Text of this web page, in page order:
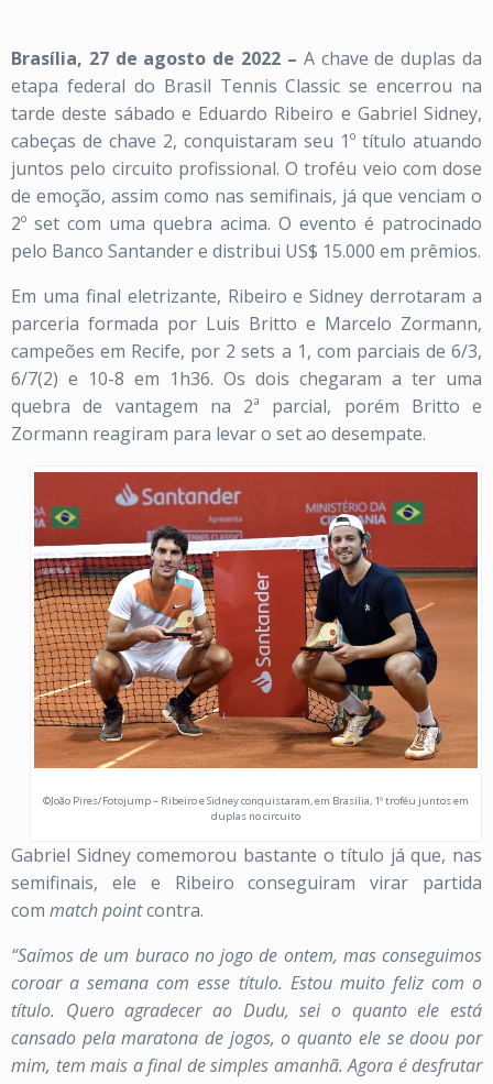
Brasília, 27 de agosto de 2022 – A chave de duplas da
etapa federal do Brasil Tennis Classic se encerrou na
tarde deste sábado e Eduardo Ribeiro e Gabriel Sidney,
cabeças de chave 2, conquistaram seu 1º título atuando
juntos pelo circuito profissional. O troféu veio com dose
de emoção, assim como nas semifinais, já que venciam o
2º set com uma quebra acima. O evento é patrocinado
pelo Banco Santander e distribui US$ 15.000 em prêmios.
Em uma final eletrizante, Ribeiro e Sidney derrotaram a
parceria formada por Luis Britto e Marcelo Zormann,
campeões em Recife, por 2 sets a 1, com parciais de 6/3,
6/7(2) e 10-8 em 1h36. Os dois chegaram a ter uma
quebra de vantagem na 2ª parcial, porém Britto e
Zormann reagiram para levar o set ao desempate.
©João Pires/Fotojump – Ribeiro e Sidney conquistaram, em Brasília, 1º troféu juntos em
duplas no circuito
Gabriel Sidney comemorou bastante o título já que, nas
semifinais, ele e Ribeiro conseguiram virar partida
com match pointcontra.
“Saímos de um buraco no jogo de ontem, mas conseguimos
coroar a semana com esse título. Estou muito feliz com o
título. Quero agradecer ao Dudu, sei o quanto ele está
cansado pela maratona de jogos, o quanto ele se doou por
mim, tem mais a final de simples amanhã. Agora é desfrutar